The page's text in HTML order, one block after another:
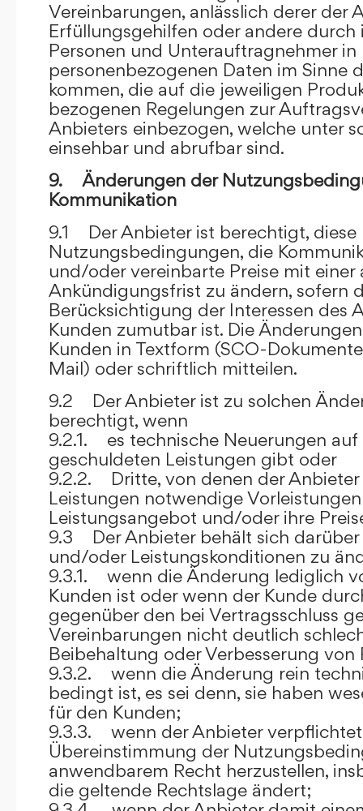
Vereinbarungen, anlässlich derer der
Erfüllungsgehilfen oder andere
Personen und Unterauftragnehmer
personenbezogenen Daten im Sinne
kommen, die auf die jeweiligen
bezogenen Regelungen zur
Anbieters einbezogen, welche unter
einsehbar und abrufbar sind.
9. Änderungen der
Kommunikation
9.1 Der Anbieter ist berechtigt, diese
Nutzungsbedingungen, die
und/oder vereinbarte Preise mit einer
Ankündigungsfrist zu ändern, sofern
Berücksichtigung der Interessen des
Kunden zumutbar ist. Die
Kunden in Textform (SCO-
Mail) oder schriftlich mitteilen.
9.2 Der Anbieter ist zu solchen
berechtigt, wenn
9.2.1. es technische Neuerungen
geschuldeten Leistungen gibt oder
9.2.2. Dritte, von denen der Anbieter
Leistungen notwendige
Leistungsangebot und/oder ihre
9.3 Der Anbieter behält sich darüber
und/oder Leistungskonditionen zu
9.3.1. wenn die Änderung lediglich
Kunden ist oder wenn der Kunde
gegenüber den bei Vertragsschluss
Vereinbarungen nicht deutlich
Beibehaltung oder Verbesserung
9.3.2. wenn die Änderung rein
bedingt ist, es sei denn, sie haben
für den Kunden;
9.3.3. wenn der Anbieter verpflichtet
Übereinstimmung der
anwendbarem Recht herzustellen,
die geltende Rechtslage ändert;